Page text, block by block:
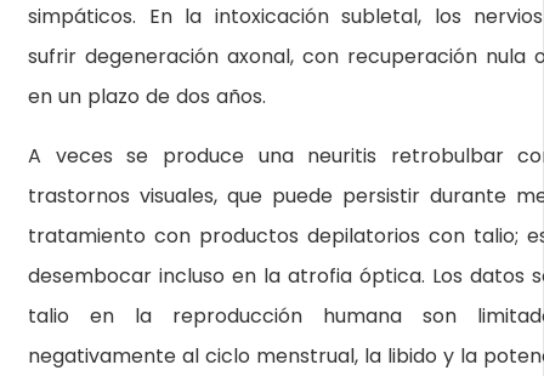
simpáticos. En la intoxicación subletal, los
sufrir degeneración axonal, con recuperación nula
en un plazo de dos años.
A veces se produce una neuritis retrobulbar
trastornos visuales, que puede persistir durante
tratamiento con productos depilatorios con talio;
desembocar incluso en la atrofia óptica. Los datos
talio en la reproducción humana son
negativamente al ciclo menstrual, la libido y la